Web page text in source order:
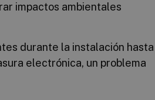
impactos ambientales
durante la instalación hasta
electrónica, un problema